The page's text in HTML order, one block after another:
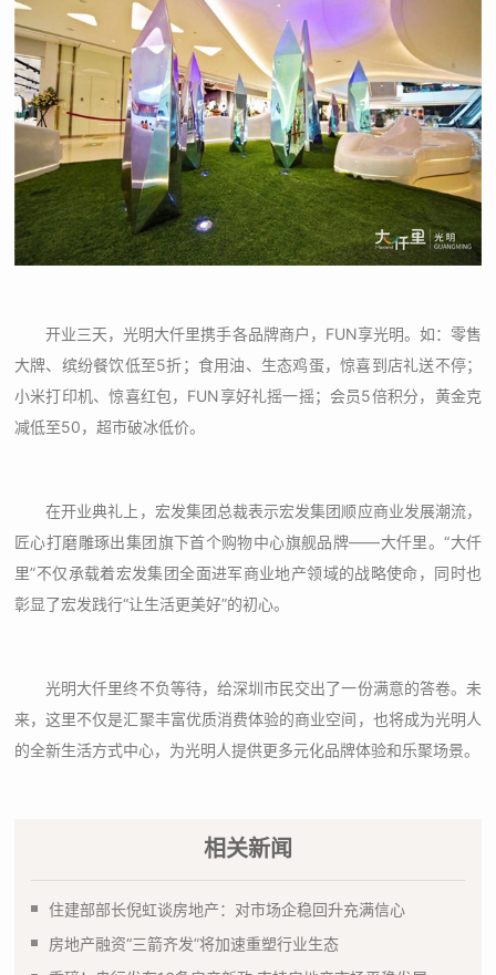
开业三天，光明大仟里携手各品牌商户，FUN享光明。如：零售
大牌、缤纷餐饮低至5折；食用油、生态鸡蛋，惊喜到店礼送不停；
小米打印机、惊喜红包，FUN享好礼摇一摇；会员5倍积分，黄金克
减低至50，超市破冰低价。
在开业典礼上，宏发集团总裁表示宏发集团顺应商业发展潮流，
匠心打磨雕琢出集团旗下首个购物中心旗舰品牌——大仟里。“大仟
里”不仅承载着宏发集团全面进军商业地产领域的战略使命，同时也
彰显了宏发践行“让生活更美好”的初心。
光明大仟里终不负等待，给深圳市民交出了一份满意的答卷。未
来，这里不仅是汇聚丰富优质消费体验的商业空间，也将成为光明人
的全新生活方式中心，为光明人提供更多元化品牌体验和乐聚场景。
相关新闻
住建部部长倪虹谈房地产：对市场企稳回升充满信心
房地产融资“三箭齐发”将加速重塑行业生态